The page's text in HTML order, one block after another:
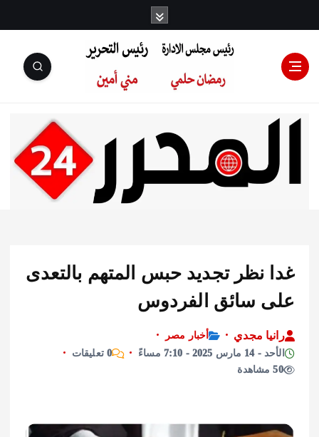
رئيس مجلس
الإدارة: رمضان
التحرير:مني أمين
نظر تجديد حبس المتهم بالتعدى
سائق الفردوس
مجدي
أخبار مصر
0 تعليقات